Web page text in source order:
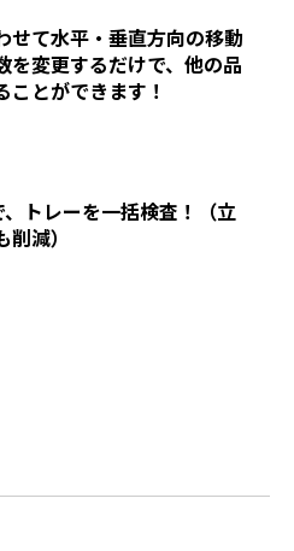
せて水平・垂直方向の移動
を変更するだけで、他の品
ことができます！
トレーを一括検査！（立
減）